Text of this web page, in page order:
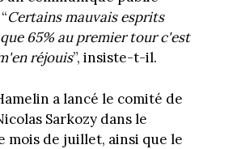
Certains mauvais esprits
65% au premier tour c'est
réjouis”, insiste-t-il.
a lancé le comité de
Sarkozy dans le
mois de juillet, ainsi que le